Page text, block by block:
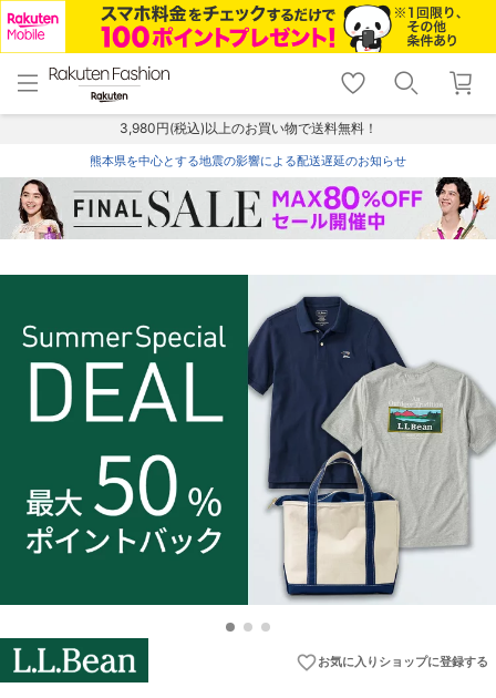
menu home
トップ
shopping_cart lock_outline
ログイン
3,980円(税込)以上のお買い物で送料無料！
熊本県を中心とする地震の影響による配送遅延のお知らせ
favorite_borderお気に入りショップに登録する